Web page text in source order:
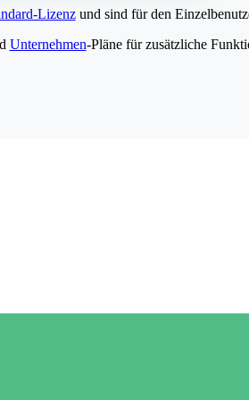
Lizenzund sind für den
Unternehmen-Pläne für zusätzliche